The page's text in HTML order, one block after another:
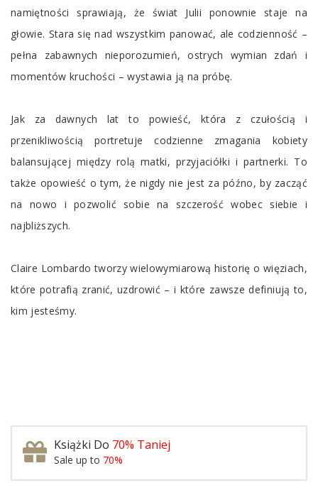
namiętności sprawiają, że świat Julii ponownie staje na
głowie. Stara się nad wszystkim panować, ale codzienność –
pełna zabawnych nieporozumień, ostrych wymian zdań i
momentów kruchości – wystawia ją na próbę.
Jak za dawnych lat to powieść, która z czułością i
przenikliwością portretuje codzienne zmagania kobiety
balansującej między rolą matki, przyjaciółki i partnerki. To
także opowieść o tym, że nigdy nie jest za późno, by zacząć
na nowo i pozwolić sobie na szczerość wobec siebie i
najbliższych.
Claire Lombardo tworzy wielowymiarową historię o więziach,
które potrafią zranić, uzdrowić – i które zawsze definiują to,
kim jesteśmy.
Książki Do 70% Taniej
Sale up to 70%